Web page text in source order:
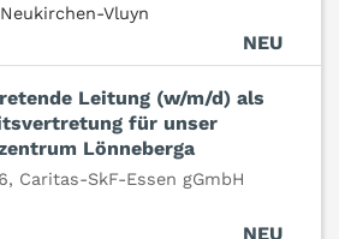
Vluyn
NEU
Leitung (w/m/d) als
für unser
Lönneberga
Caritas-SkF-Essen gGmbH
NEU